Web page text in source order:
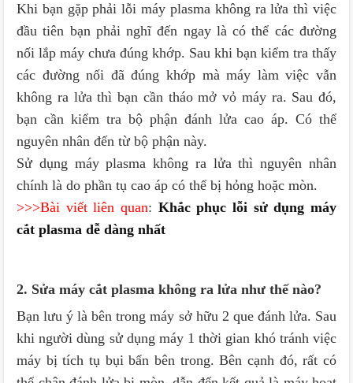
Khi bạn gặp phải lỗi máy plasma không ra lửa thì việc
đầu tiên bạn phải nghĩ đến ngay là có thể các đường
nối lắp máy chưa đúng khớp. Sau khi bạn kiểm tra thấy
các đường nối đã đúng khớp mà máy làm việc vẫn
không ra lửa thì bạn cần tháo mở vỏ máy ra. Sau đó,
bạn cần kiểm tra bộ phận đánh lửa cao áp. Có thể
nguyên nhân đến từ bộ phận này.
Sử dụng máy plasma không ra lửa thì nguyên nhân
chính là do phần tụ cao áp có thể bị hỏng hoặc mòn.
>>>Bài viết liên quan: Khắc phục lỗi sử dụng máy
cắt plasma dễ dàng nhất
2. Sửa máy cắt plasma không ra lửa như thế nào?
Bạn lưu ý là bên trong máy sở hữu 2 que đánh lửa. Sau
khi người dùng sử dụng máy 1 thời gian khó tránh việc
máy bị tích tụ bụi bẩn bên trong. Bên cạnh đó, rất có